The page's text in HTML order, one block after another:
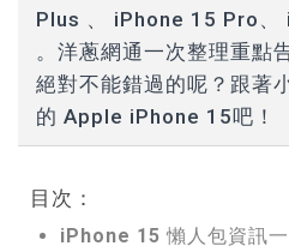
Plus 、 iPhone 15 Pro、
。洋蔥網通一次整理重點
絕對不能錯過的呢？跟著
的 Apple iPhone 15吧！
目次：
iPhone 15 懶人包資訊一